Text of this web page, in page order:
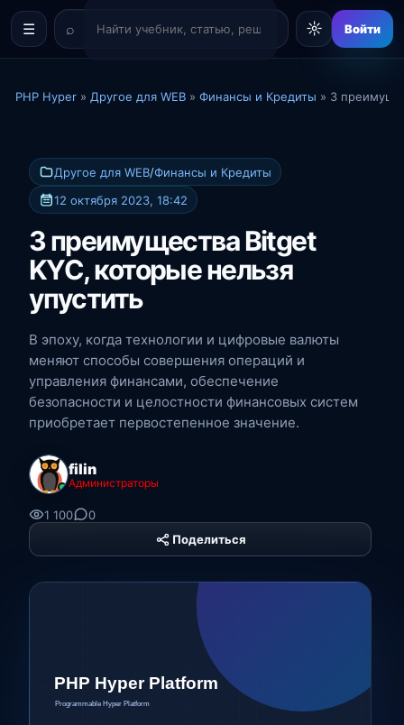
☰ ☼ Войти
PHP Hyper » Другое для WEB » Финансы и Кредиты » 3
Другое для WEB/Финансы и Кредиты
12 октября 2023, 18:42
3 преимущества Bitget
KYC, которые нельзя
упустить
В эпоху, когда технологии и цифровые валюты
меняют способы совершения операций и
управления финансами, обеспечение
безопасности и целостности финансовых систем
приобретает первостепенное значение.
filin
Администраторы
1 100
0
Поделиться